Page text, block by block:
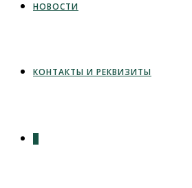
НОВОСТИ
КОНТАКТЫ И РЕКВИЗИТЫ